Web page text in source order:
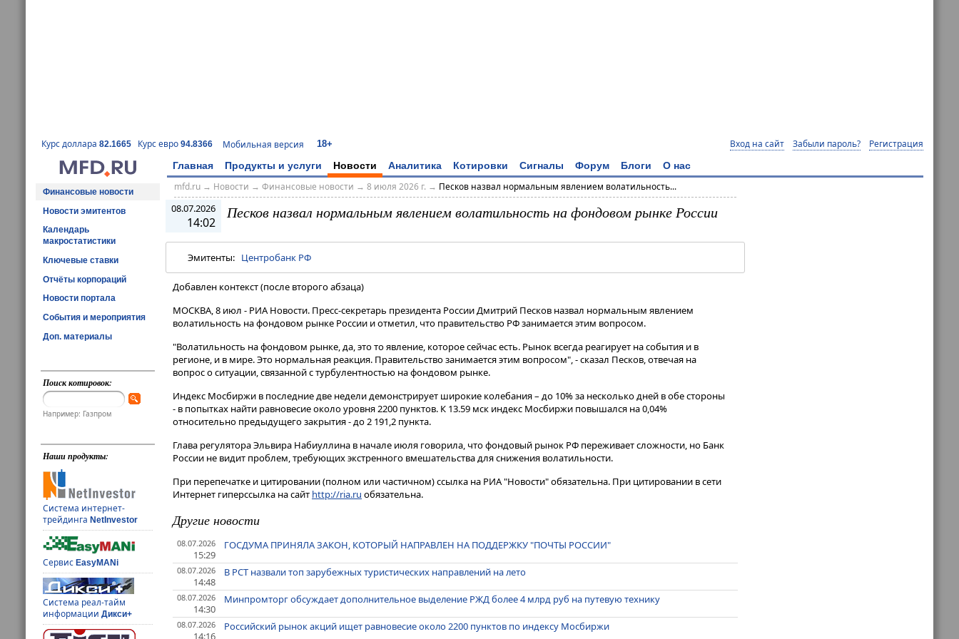
Курс доллара 82.1665 Курс евро 94.8366 Мобильная версия 18+ Вход на сайт Забыли пароль? Регистрация
Главная Продукты и услуги Новости Аналитика Котировки Сигналы Форум Блоги О нас
Финансовые новости
Новости эмитентов
Календарь
макростатистики
Ключевые ставки
Отчёты корпораций
Новости портала
События и мероприятия
Доп. материалы
Поиск котировок:
Например: Газпром
Наши продукты:
Система интернет-
трейдингаNetInvestor
СервисEasyMANi
Система реал-тайм
информацииДикси+
mfd.ru→ Новости → Финансовые новости → 8 июля 2026 г. → Песков назвал нормальным явлением волатильность...
08.07.2026
14:02
Песков назвал нормальным явлением волатильность на фондовом рынке России
Эмитенты: Центробанк РФ
Добавлен контекст (после второго абзаца)
МОСКВА, 8 июл - РИА Новости. Пресс-секретарь президента России Дмитрий Песков назвал нормальным явлением
волатильность на фондовом рынке России и отметил, что правительство РФ занимается этим вопросом.
"Волатильность на фондовом рынке, да, это то явление, которое сейчас есть​​​. Рынок всегда реагирует на события и в
регионе, и в мире. Это нормальная реакция. Правительство занимается этим вопросом", - сказал Песков, отвечая на
вопрос о ситуации, связанной с турбулентностью на фондовом рынке.
Индекс Мосбиржи в последние две недели демонстрирует широкие колебания – до 10% за несколько дней в обе стороны
- в попытках найти равновесие около уровня 2200 пунктов. К 13.59 мск индекс Мосбиржи повышался на 0,04%
относительно предыдущего закрытия - до 2 191,2 пункта.
Глава регулятора Эльвира Набиуллина в начале июля говорила, что фондовый рынок РФ переживает сложности, но Банк
России не видит проблем, требующих экстренного вмешательства для снижения волатильности.
При перепечатке и цитировании (полном или частичном) ссылка на РИА "Новости" обязательна. При цитировании в сети
Интернет гиперссылка на сайт http://ria.ru обязательна.
Другие новости
08.07.2026
15:29
ГОСДУМА ПРИНЯЛА ЗАКОН, КОТОРЫЙ НАПРАВЛЕН НА ПОДДЕРЖКУ "ПОЧТЫ РОССИИ"
08.07.2026
14:48
В РСТ назвали топ зарубежных туристических направлений на лето
08.07.2026
14:30
Минпромторг обсуждает дополнительное выделение РЖД более 4 млрд руб на путевую технику
08.07.2026
14:16
Российский рынок акций ищет равновесие около 2200 пунктов по индексу Мосбиржи